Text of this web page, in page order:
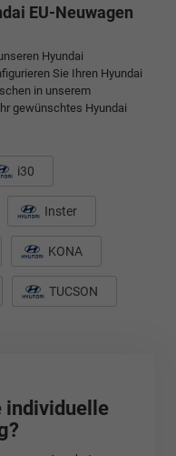
EU-Neuwagen
Hyundai
Sie Ihren Hyundai
in unserem
gewünschtes Hyundai
i30
Inster
KONA
TUCSON
individuelle